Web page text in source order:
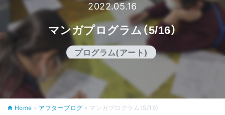
教育内容
学校生活
入学案内
2022.05.16
マンガプログラム（5/16）
プログラム(アート)
Home » アフターブログ » マンガプログラム（5/16）